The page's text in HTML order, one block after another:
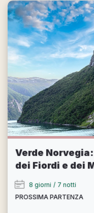
Verde
dei Fiordi e dei
8 giorni / 7 notti
PROSSIMA PARTENZA